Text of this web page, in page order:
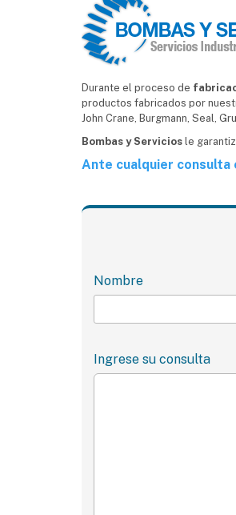
Durante el proceso de
productos fabricados por
John Crane, Burgmann, Seal,
Bombas y Servicios le
Ante cualquier
Nombre
Ingrese su consulta